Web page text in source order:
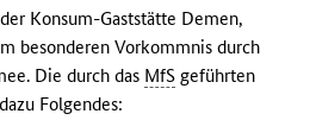
Konsum-Gaststätte Demen,
besonderen Vorkommnis durch
Die durch das MfS geführten
Folgendes: